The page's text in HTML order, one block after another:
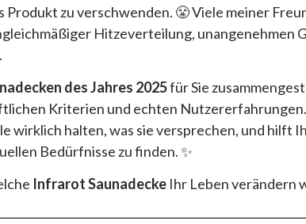
zu verschwenden. 😤 Viele meiner
Hitzeverteilung, unangenehmen
des Jahres 2025für Sie
Kriterien und echten
wirklich halten, was sie versprechen, und hilft
Bedürfnisse zu finden. ✨
Infrarot Saunadecke Ihr Leben verändern